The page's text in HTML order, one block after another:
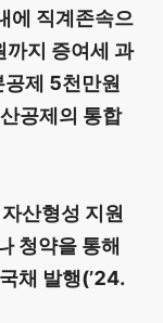
에 직계존속으
까지 증여세 과
제 5천만원
공제의 통합
산형성 지원
청약을 통해
채 발행(’24.